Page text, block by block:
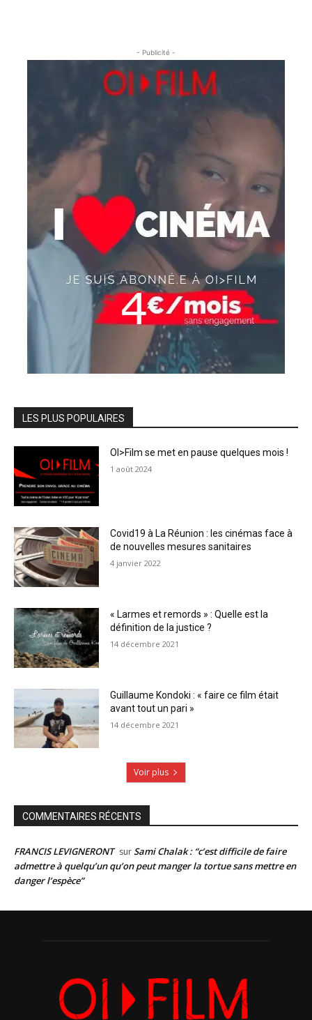
- Publicité -
LES PLUS POPULAIRES
OI>Film se met en pause quelques mois !
1 août 2024
Covid19 à La Réunion : les cinémas face à
de nouvelles mesures sanitaires
4 janvier 2022
« Larmes et remords » : Quelle est la
définition de la justice ?
14 décembre 2021
Guillaume Kondoki : « faire ce film était
avant tout un pari »
14 décembre 2021
Voir plus
COMMENTAIRES RÉCENTS
FRANCIS LEVIGNERONT surSami Chalak : “c’est difficile de faire
admettre à quelqu’un qu’on peut manger la tortue sans mettre en
danger l’espèce”